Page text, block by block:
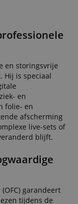
en storingsvrije
Hij is speciaal
en
folie- en
afscherming
live-sets of
blijft.
garandeert
tijdens de